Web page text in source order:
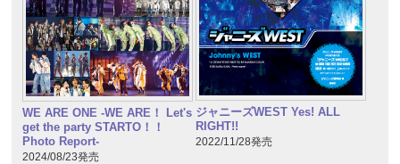
WE ARE ONE -WE ARE！ Let's
get the party STARTO！！
Photo Report-
2024/08/23発売
ジャニーズWEST Yes! ALL
RIGHT!!
2022/11/28発売